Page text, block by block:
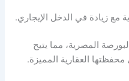
مع زيادة في الدخل الإيجاري.
المصرية، مما يتيح
العقارية المميزة.